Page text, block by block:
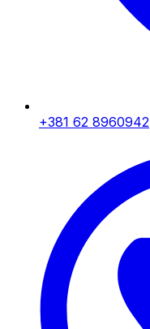
+381 62 8960942